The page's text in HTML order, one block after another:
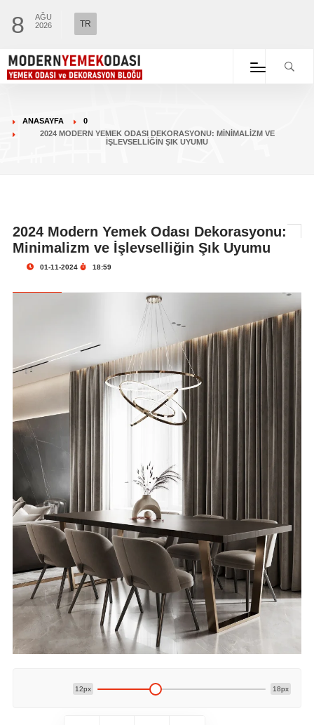
8
AĞU
2026
TR
ANASAYFA
0
2024 MODERN YEMEK ODASI DEKORASYONU: MINIMALIZM VE
İŞLEVSELLIĞIN ŞIK UYUMU
2024 Modern Yemek Odası Dekorasyonu:
Minimalizm ve İşlevselliğin Şık Uyumu
01-11-2024 18:59
12px 18px